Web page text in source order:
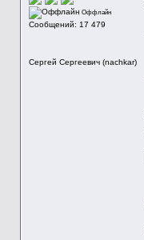
Оффлайн
Сообщений: 17 479
Сергей Сергеевич (nachkar)